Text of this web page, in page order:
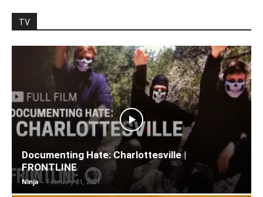
TV
Documenting Hate: Charlottesville |
FRONTLINE
Ninja - February 21, 2021